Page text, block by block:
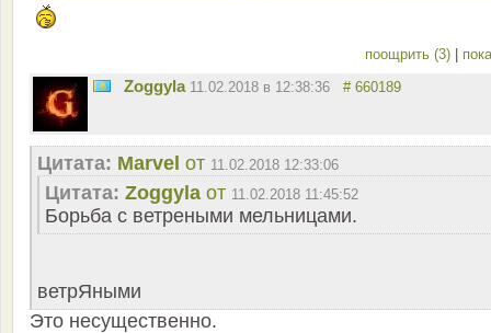
поощрить (3)
Zoggyla 11.02.2018 в 12:38:36 # 660189
Цитата: Marvel от 11.02.2018 12:33:06
Цитата: Zoggyla от 11.02.2018 11:45:52
Борьба с ветреными мельницами.
ветрЯными
Это несущественно.